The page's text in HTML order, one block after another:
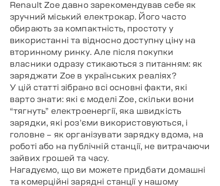
Renault Zoe давно зарекомендував себе як
зручний міський електрокар. Його часто
обирають за компактність, простоту у
використанні та відносно доступну ціну на
вторинному ринку. Але після покупки
власники одразу стикаються з питанням: як
заряджати Zoe в українських реаліях?
У цій статті зібрано всі основні факти, які
варто знати: які є моделі Zoe, скільки вони
“тягнуть” електроенергії, яка швидкість
зарядки, які роз’єми використовуються, і
головне – як організувати зарядку вдома, на
роботі або на публічній станції, не витрачаючи
зайвих грошей та часу.
Нагадуємо, що ви можете придбати домашні
та комерційні зарядні станції у нашому